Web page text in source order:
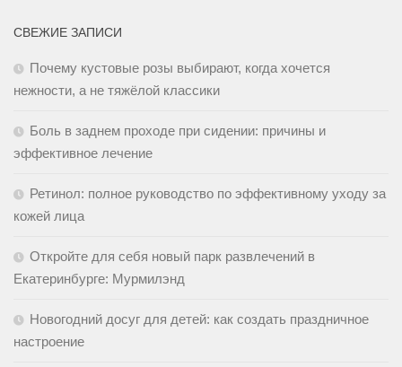
СВЕЖИЕ ЗАПИСИ
Почему кустовые розы выбирают, когда хочется
нежности, а не тяжёлой классики
Боль в заднем проходе при сидении: причины и
эффективное лечение
Ретинол: полное руководство по эффективному уходу за
кожей лица
Откройте для себя новый парк развлечений в
Екатеринбурге: Мурмилэнд
Новогодний досуг для детей: как создать праздничное
настроение